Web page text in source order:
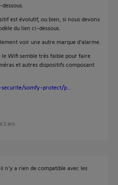
est évolutif, ou bien, si nous devons
du lien ci-dessous.
voir une autre marque d’alarme.
le Wifi semble très faible pour faire
et autres dispositifs composant
somfy-protect/p
2 ans
n'y a rien de compatible avec les